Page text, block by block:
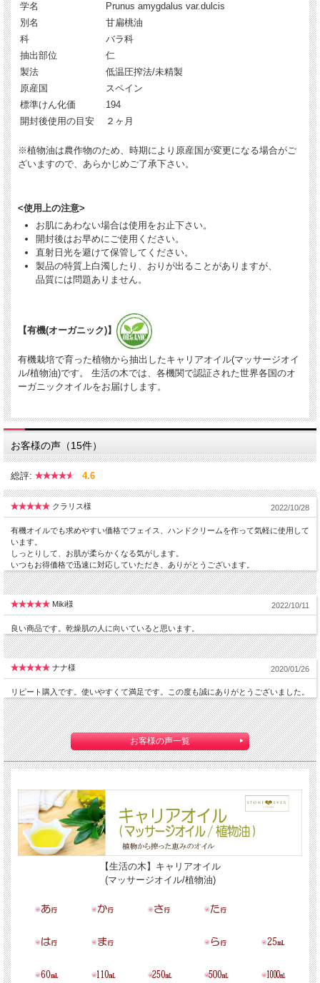
学名
Prunus amygdalus var.dulcis
別名
甘扁桃油
科
バラ科
抽出部位
仁
製法
低温圧搾法/未精製
原産国
スペイン
標準けん化価
194
開封後使用の目安
２ヶ月
※植物油は農作物のため、時期により原産国が変更になる場合がご
ざいますので、あらかじめご了承下さい。
<使用上の注意>
お肌にあわない場合は使用をお止下さい。
開封後はお早めにご使用ください。
直射日光を避けて保管してください。
製品の特質上白濁したり、おりが出ることがありますが、
品質には問題ありません。
【有機(オーガニック)】
有機栽培で育った植物から抽出したキャリアオイル(マッサージオイ
ル/植物油)です。 生活の木では、各機関で認証された世界各国のオ
ーガニックオイルをお届けします。
お客様の声（15件）
総評: 4.6
クラリス様 2022/10/28
有機オイルでも求めやすい価格でフェイス、ハンドクリームを作って気軽に使用して
います。
しっとりして、お肌が柔らかくなる気がします。
いつもお得価格で迅速に対応していただき、ありがとうございます。
Miki様 2022/10/11
良い商品です。乾燥肌の人に向いていると思います。
ナナ様 2020/01/26
リピート購入です。使いやすくて満足です。この度も誠にありがとうございました。
お客様の声一覧
【生活の木】キャリアオイル
(マッサージオイル/植物油)